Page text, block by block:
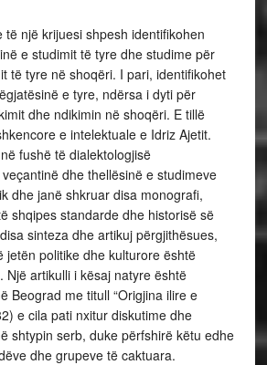
të një krijuesi shpesh identifikohen
e studimit të tyre dhe studime për
të tyre në shoqëri. I pari, identifikohet
e tyre, ndërsa i dyti për
dhe ndikimin në shoqëri. E tillë
e intelektuale e Idriz Ajetit.
fushë të dialektologjisë
dhe thellësinë e studimeve
dhe janë shkruar disa monografi,
shqipes standarde dhe historisë së
sinteza dhe artikuj përgjithësues,
jetën politike dhe kulturore është
Një artikulli i kësaj natyre është
Beograd me titull “Origjina ilire e
e cila pati nxitur diskutime dhe
shtypin serb, duke përfshirë këtu edhe
dhe grupeve të caktuara.